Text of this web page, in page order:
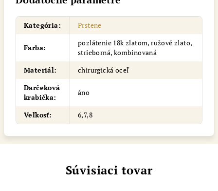
Kategória: Prstene
Farba:
pozlátenie 18k zlatom, ružové zlato,
strieborná, kombinovaná
Materiál:
chirurgická oceľ
Darčeková
krabička:
áno
Veľkosť: 6,7,8
Súvisiaci tovar